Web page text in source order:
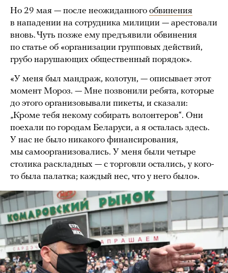
Но 29 мая — после неожиданного обвинения
в нападении на сотрудника милиции — арестовали
вновь. Чуть позже ему предъявили обвинения
по статье об «организации групповых действий,
грубо нарушающих общественный порядок».
«У меня был мандраж, колотун, — описывает этот
момент Мороз. — Мне позвонили ребята, которые
до этого организовывали пикеты, и сказали:
„Кроме тебя некому собирать волонтеров“. Они
поехали по городам Беларуси, а я осталась здесь.
У нас не было никакого финансирования,
мы самоорганизовались. У меня были четыре
столика раскладных — с торговли остались, у кого-
то была палатка; каждый нес, что у него было».